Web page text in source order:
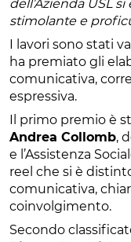
dell’Azienda USL
stimolante e
I lavori sono stati
ha premiato gli
comunicativa,
espressiva.
Il primo premio è
Andrea Collomb,
e l’Assistenza
reel che si è
comunicativa,
coinvolgimento.
Secondo